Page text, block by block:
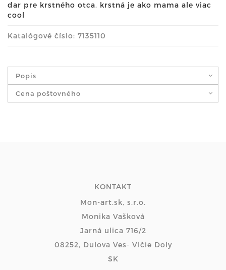
dar pre krstného otca, krstná je ako mama ale viac
cool
Katalógové číslo: 7135110
Popis
Cena poštovného
KONTAKT
Mon-art.sk, s.r.o.
Monika Vašková
Jarná ulica 716/2
08252, Dulova Ves- Vlčie Doly
SK